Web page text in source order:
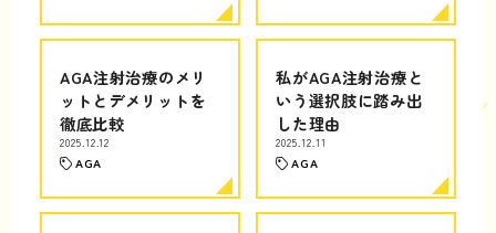
AGA注射治療のメリ
ットとデメリットを
徹底比較
2025.12.12
AGA
私がAGA注射治療と
いう選択肢に踏み出
した理由
2025.12.11
AGA